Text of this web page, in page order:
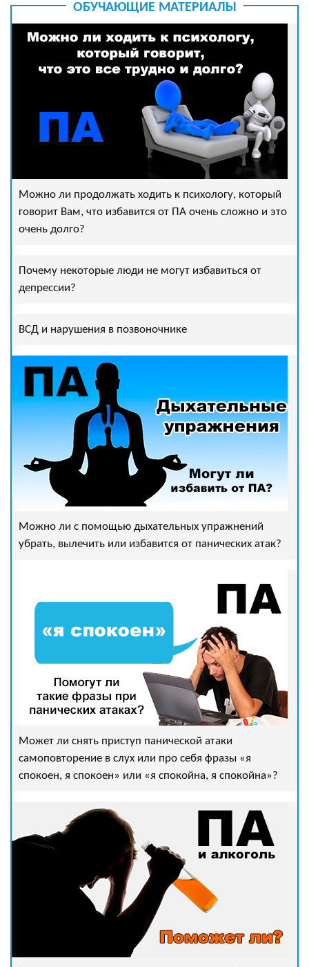
ОБУЧАЮЩИЕ МАТЕРИАЛЫ
Можно ли продолжать ходить к психологу, который
говорит Вам, что избавится от ПА очень сложно и это
очень долго?
Почему некоторые люди не могут избавиться от
депрессии?
ВСД и нарушения в позвоночнике
Можно ли с помощью дыхательных упражнений
убрать, вылечить или избавится от панических атак?
Может ли снять приступ панической атаки
самоповторение в слух или про себя фразы «я
спокоен, я спокоен» или «я спокойна, я спокойна»?